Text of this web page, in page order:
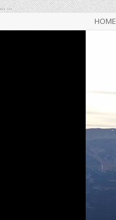
......
HOME